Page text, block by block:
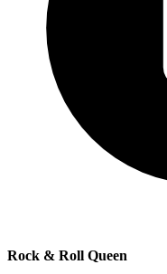
Rock & Roll Queen